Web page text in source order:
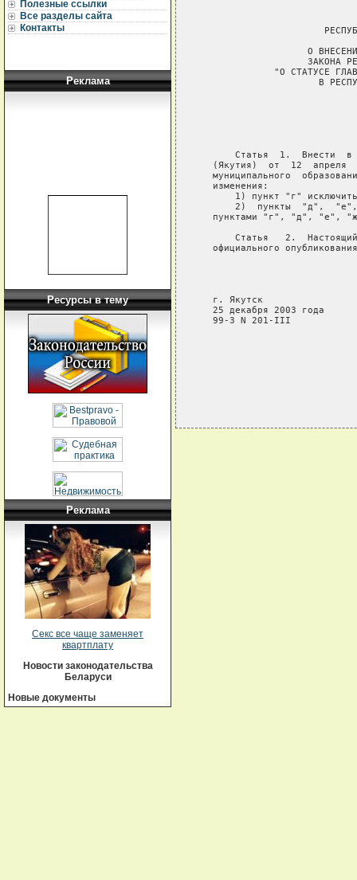
Полезные ссылки
Все разделы сайта
Контакты
Реклама
Ресурсы в тему
Реклама
Секс все чаще заменяет
квартплату
Новости законодательства
Беларуси
Новые документы
О
ЗАКОНА
"О СТАТУСЕ
В
Статья  1.  Внести
(Якутия)  от  12  апреля
муниципального
   изменения:
1) пункт "г"
2)  пункты  "д",
пунктами "г", "д", "е",
Статья   2.
официального
   г. Якутск
   25 декабря 2003 года
   99-З N 201-III